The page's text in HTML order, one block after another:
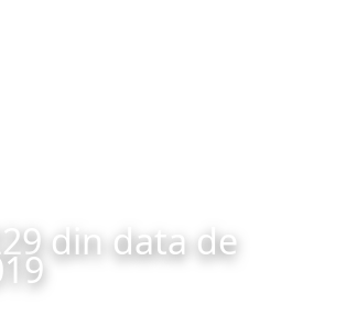
din data de